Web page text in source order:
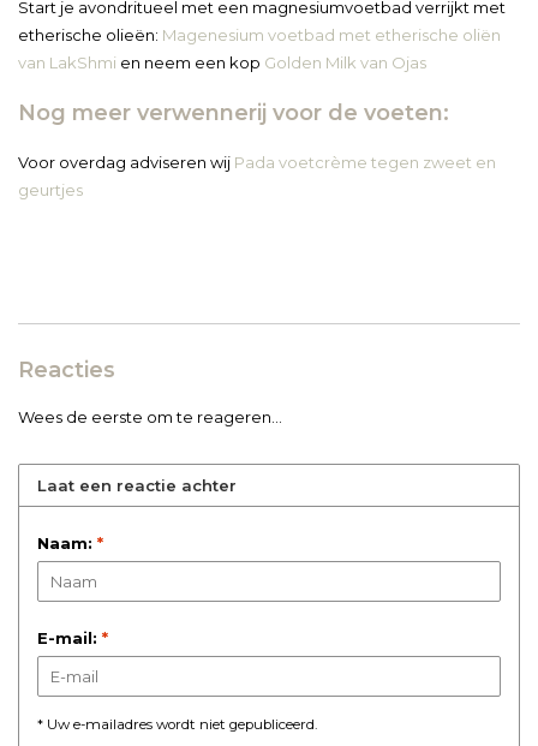
Start je avondritueel met een magnesiumvoetbad verrijkt met
etherische olieën: Magenesium voetbad met etherische oliën
van LakShmi en neem een kop Golden Milk van Ojas
Nog meer verwennerij voor de voeten:
Voor overdag adviseren wij Pada voetcrème tegen zweet en
geurtjes
Reacties
Wees de eerste om te reageren...
Laat een reactie achter
Naam: *
E-mail: *
* Uw e-mailadres wordt niet gepubliceerd.